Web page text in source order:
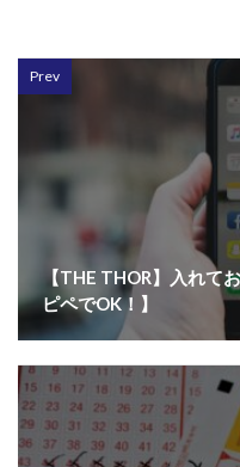
Prev
【THE THOR】入れて
ピペでOK！】